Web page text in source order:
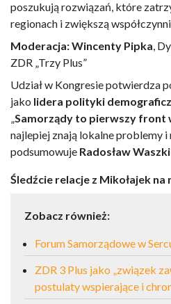
poszukują rozwiązań, które
regionach i zwiększą
Moderacja:Wincenty Pipka,
ZDR „Trzy Plus”
Udział w Kongresie potwierdza
jako lidera polityki
„Samorządy to pierwszy front
najlepiej znają lokalne problemy
podsumowuje Radosław
Śledźcie relacje z Mikołajek na
Zobacz również:
Forum Samorządowe w
ZDR 3 Plus jako „związek
postulaty wspierające i